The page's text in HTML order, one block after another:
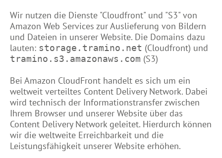
Wir nutzen die Dienste "Cloudfront" und "S3" von
Amazon Web Services zur Auslieferung von Bildern
und Dateien in unserer Website. Die Domains dazu
lauten: storage.tramino.net (Cloudfront) und
tramino.s3.amazonaws.com (S3)
Bei Amazon CloudFront handelt es sich um ein
weltweit verteiltes Content Delivery Network. Dabei
wird technisch der Informationstransfer zwischen
Ihrem Browser und unserer Website über das
Content Delivery Network geleitet. Hierdurch können
wir die weltweite Erreichbarkeit und die
Leistungsfähigkeit unserer Website erhöhen.